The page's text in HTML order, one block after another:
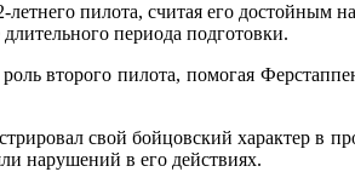
пилота, считая его
периода подготовки.
второго пилота, помогая
свой бойцовский характер
нарушений в его действиях.